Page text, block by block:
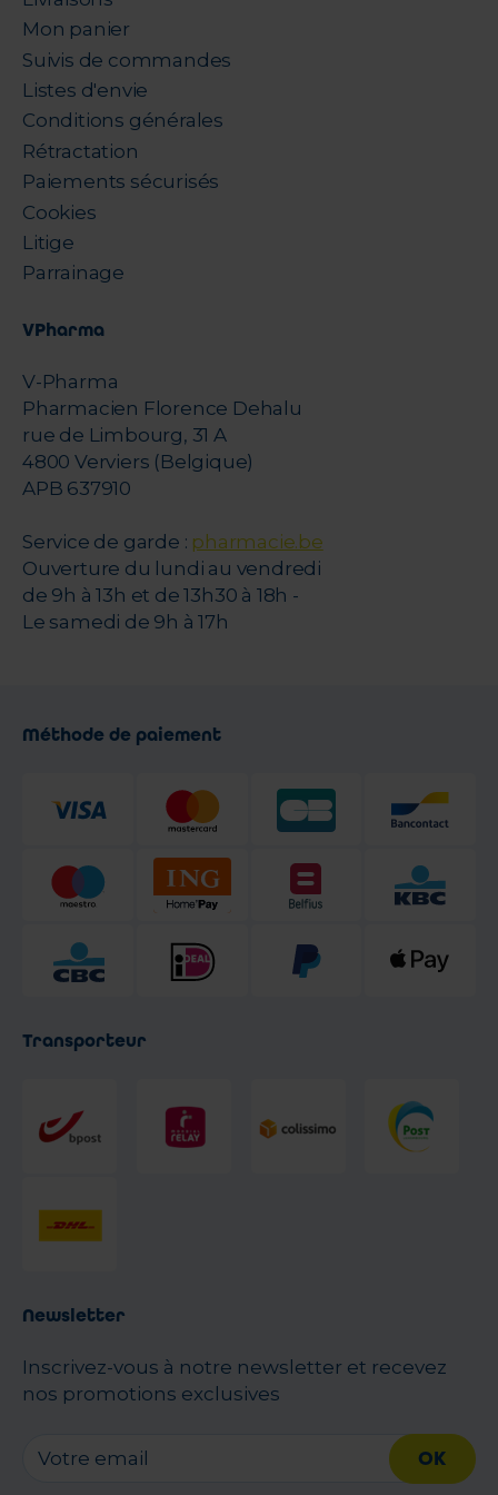
Mon panier
Suivis de commandes
Listes d'envie
Conditions générales
Rétractation
Paiements sécurisés
Cookies
Litige
Parrainage
VPharma
V-Pharma
Pharmacien Florence Dehalu
rue de Limbourg, 31 A
4800 Verviers (Belgique)
APB 637910
Service de garde : pharmacie.be
Ouverture du lundi au vendredi
de 9h à 13h et de 13h30 à 18h -
Le samedi de 9h à 17h
Méthode de paiement
Transporteur
Newsletter
Inscrivez-vous à notre newsletter et recevez
nos promotions exclusives
OK